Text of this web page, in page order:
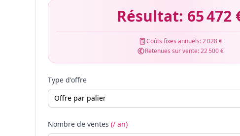
Résultat: 65 472
Coûts fixes annuels:2 028 €
Retenues sur vente:22 500 €
Type d'offre
Nombre de ventes (/ an)